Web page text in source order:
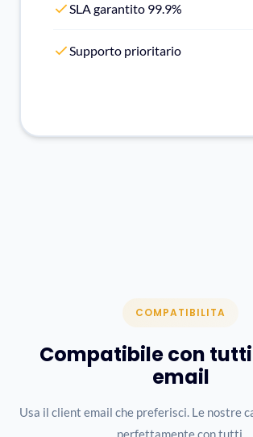
SLA garantito 99.9%
Supporto prioritario
COMPATIBILITA
Compatibile con
email
Usa il client email che preferisci. Le nostre
perfettamente con tutti.